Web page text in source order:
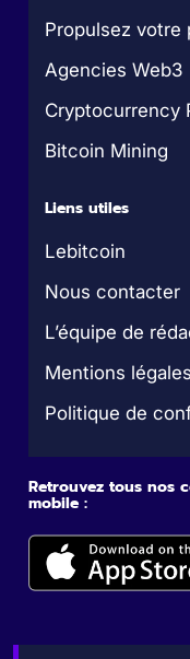
Propulsez votre
Agencies Web3
Cryptocurrency
Bitcoin Mining
Liens utiles
Lebitcoin
Nous contacter
L’équipe de
Mentions légales
Politique de
Retrouvez tous nos
mobile :